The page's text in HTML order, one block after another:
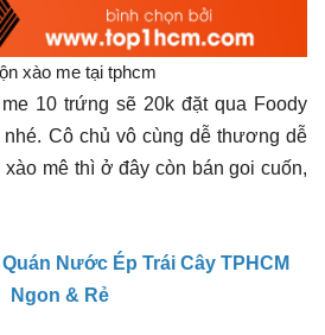
xào me tại tphcm
10 trứng sẽ 20k đặt qua Foody
Cô chủ vô cùng dễ thương dễ
mê thì ở đây còn bán goi cuốn,
Quán Nước Ép Trái Cây TPHCM
Ngon & Rẻ